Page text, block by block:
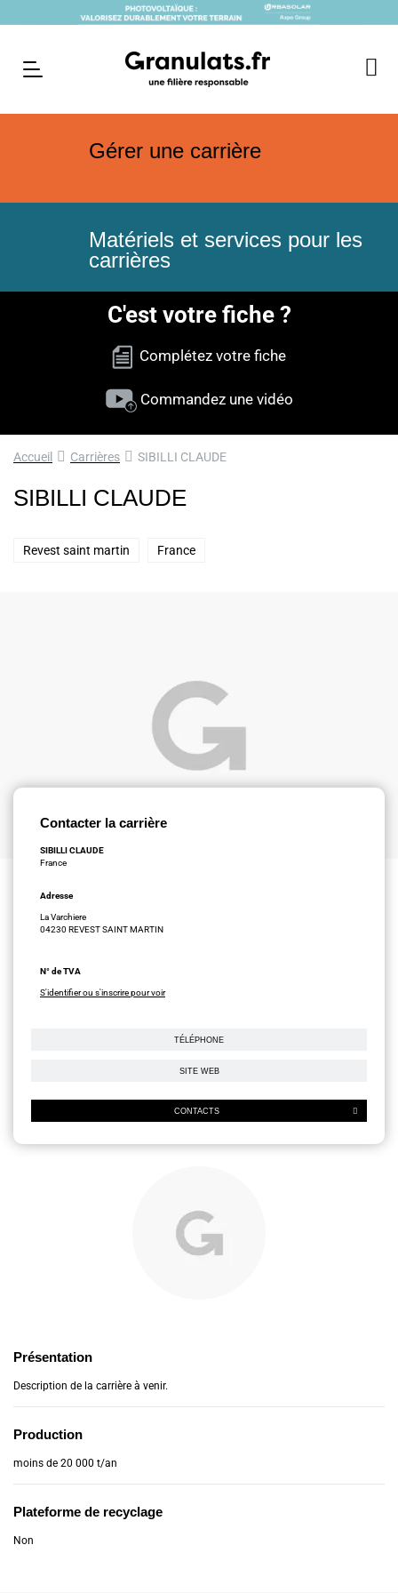
Gérer une carrière
Matériels et services pour les
carrières
C'est votre fiche ?
Complétez votre fiche
Commandez une vidéo
Accueil Carrières SIBILLI CLAUDE
SIBILLI CLAUDE
Revest saint martin France
Contacter la carrière
SIBILLI CLAUDE
France
Adresse
La Varchiere
04230 REVEST SAINT MARTIN
N° de TVA
S'identifier ou s'inscrire pour voir
TÉLÉPHONE
SITE WEB
CONTACTS
Présentation
Description de la carrière à venir.
Production
moins de 20 000 t/an
Plateforme de recyclage
Non